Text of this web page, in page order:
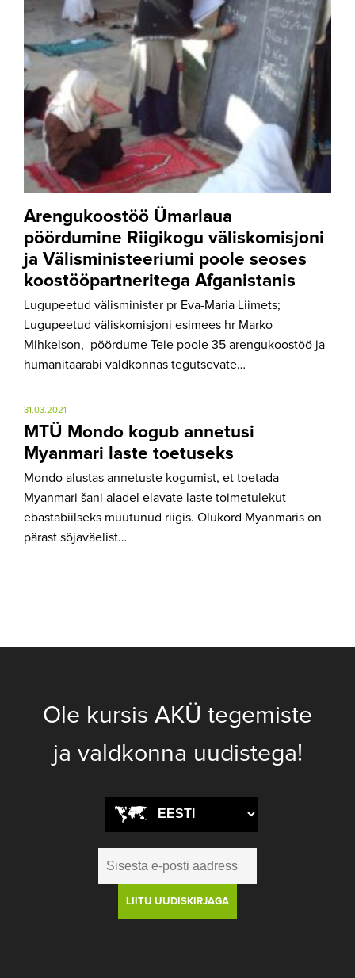
Arengukoostöö Ümarlaua
pöördumine Riigikogu väliskomisjoni
ja Välisministeeriumi poole seoses
koostööpartneritega Afganistanis
Lugupeetud välisminister pr Eva-Maria Liimets;
Lugupeetud väliskomisjoni esimees hr Marko
Mihkelson, pöördume Teie poole 35 arengukoostöö ja
humanitaarabi valdkonnas tegutsevate…
31.03.2021
MTÜ Mondo kogub annetusi
Myanmari laste toetuseks
Mondo alustas annetuste kogumist, et toetada
Myanmari šani aladel elavate laste toimetulekut
ebastabiilseks muutunud riigis. Olukord Myanmaris on
pärast sõjaväelist…
Ole kursis AKÜ tegemiste
ja valdkonna uudistega!